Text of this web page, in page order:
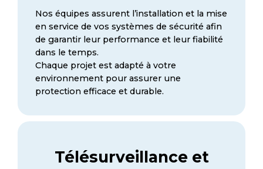
Nos équipes assurent l’installation et la mise
en service de vos systèmes de sécurité afin
de garantir leur performance et leur fiabilité
dans le temps.
Chaque projet est adapté à votre
environnement pour assurer une
protection efficace et durable.
Télésurveillance et